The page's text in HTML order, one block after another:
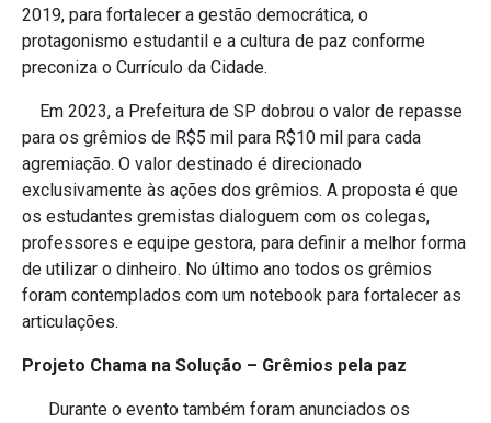
2019, para fortalecer a gestão democrática, o
protagonismo estudantil e a cultura de paz conforme
preconiza o Currículo da Cidade.
Em 2023, a Prefeitura de SP dobrou o valor de repasse
para os grêmios de R$5 mil para R$10 mil para cada
agremiação. O valor destinado é direcionado
exclusivamente às ações dos grêmios. A proposta é que
os estudantes gremistas dialoguem com os colegas,
professores e equipe gestora, para definir a melhor forma
de utilizar o dinheiro. No último ano todos os grêmios
foram contemplados com um notebook para fortalecer as
articulações.
Projeto Chama na Solução – Grêmios pela paz
Durante o evento também foram anunciados os